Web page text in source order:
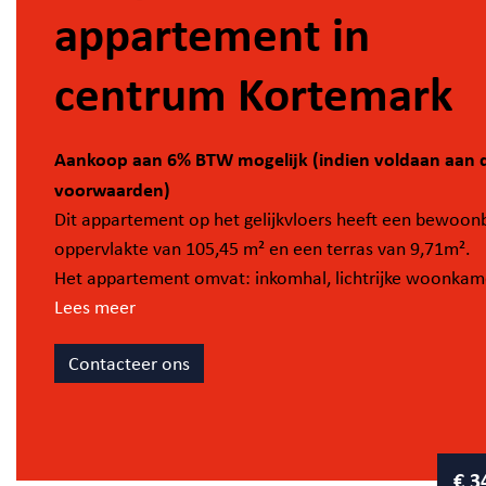
appartement in
centrum Kortemark
Aankoop aan 6% BTW mogelijk (indien voldaan aan
voorwaarden)
Dit appartement op het gelijkvloers heeft een
oppervlakte van 105,45 m² en een terras van 9,71m².
Het appartement omvat: inkomhal, lichtrijke
met open ingerichte keuken, schuifraam die u toegang
slaapkamers en badkamer.
Tevens zijn er bij deze residentie parkeerplaatsen en/of
Lees meer
Contacteer ons
€